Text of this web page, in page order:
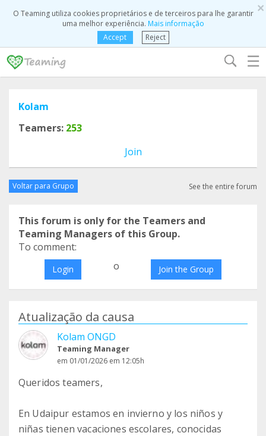
×
O Teaming utiliza cookies proprietários e de terceiros para lhe garantir
uma melhor experiência. Mais informação
Accept
Reject
☰
Kolam
Teamers: 253
Join
Voltar para Grupo See the entire forum
This forum is only for the Teamers and
Teaming Managers of this Group.
To comment:
Login o Join the Group
Atualização da causa
Kolam ONGD
Teaming Manager
em 01/01/2026 em 12:05h
Queridos teamers,
En Udaipur estamos en invierno y los niños y
niñas tienen vacaciones escolares, conocidas